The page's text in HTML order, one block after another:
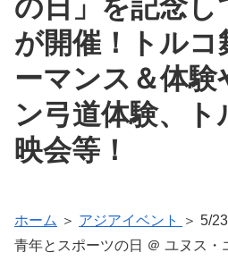
の日」を記念し
が開催！トルコ
ーマンス＆体験
ン弓道体験、ト
映会等！
ホーム ＞ アジアイベント
＞ 5/
青年とスポーツの日 ＠ ユヌス・